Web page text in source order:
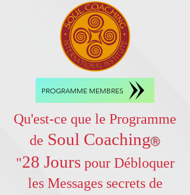
PROGRAMME MEMBRES
Qu'est-ce que le Programme
de Soul CoachingⓇ
"28 Jourspour Débloquer
les Messages secrets de